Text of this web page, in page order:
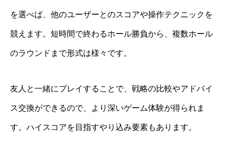
を選べば、他のユーザーとのスコアや操作テクニックを
競えます。短時間で終わるホール勝負から、複数ホール
のラウンドまで形式は様々です。
友人と一緒にプレイすることで、戦略の比較やアドバイ
ス交換ができるので、より深いゲーム体験が得られま
す。ハイスコアを目指すやり込み要素もあります。